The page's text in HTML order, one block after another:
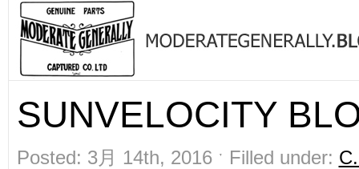
SUNVELOCITY
Posted: 3月 14th, 2016 ˑ Filled under: